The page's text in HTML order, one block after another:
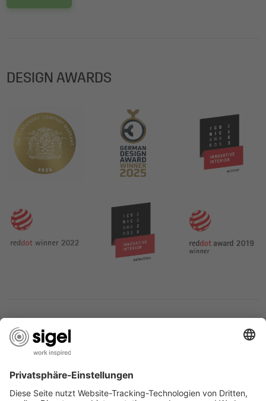
DESIGN AWARDS
OVER SIGEL